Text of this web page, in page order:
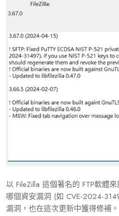
以 FileZilla 這個著名的 FTP軟體
哪個資安漏洞 (如 CVE-2024-
漏洞，也在這次更新中獲得修補。